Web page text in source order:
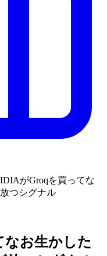
がGroqを買ってな
つシグナル
お生かした